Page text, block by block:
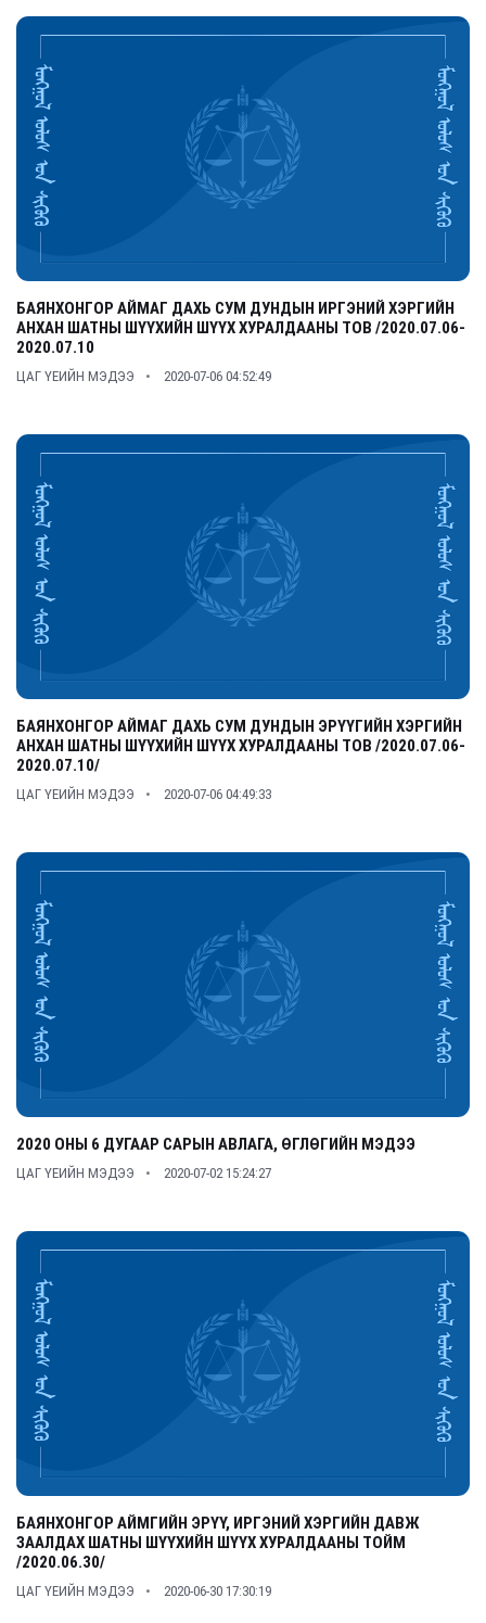
БАЯНХОНГОР АЙМАГ ДАХЬ СУМ ДУНДЫН ИРГЭНИЙ ХЭРГИЙН
АНХАН ШАТНЫ ШҮҮХИЙН ШҮҮХ ХУРАЛДААНЫ ТОВ /2020.07.06-
2020.07.10
ЦАГ ҮЕИЙН МЭДЭЭ 2020-07-06 04:52:49
БАЯНХОНГОР АЙМАГ ДАХЬ СУМ ДУНДЫН ЭРҮҮГИЙН ХЭРГИЙН
АНХАН ШАТНЫ ШҮҮХИЙН ШҮҮХ ХУРАЛДААНЫ ТОВ /2020.07.06-
2020.07.10/
ЦАГ ҮЕИЙН МЭДЭЭ 2020-07-06 04:49:33
2020 ОНЫ 6 ДУГААР САРЫН АВЛАГА, ӨГЛӨГИЙН МЭДЭЭ
ЦАГ ҮЕИЙН МЭДЭЭ 2020-07-02 15:24:27
БАЯНХОНГОР АЙМГИЙН ЭРҮҮ, ИРГЭНИЙ ХЭРГИЙН ДАВЖ
ЗААЛДАХ ШАТНЫ ШҮҮХИЙН ШҮҮХ ХУРАЛДААНЫ ТОЙМ
/2020.06.30/
ЦАГ ҮЕИЙН МЭДЭЭ 2020-06-30 17:30:19